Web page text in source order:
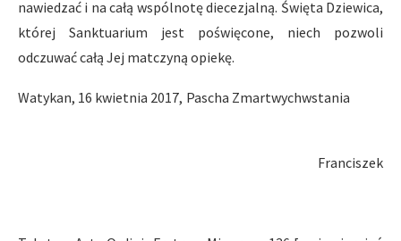
nawiedzać i na całą wspólnotę diecezjalną. Święta Dziewica,
której Sanktuarium jest poświęcone, niech pozwoli
odczuwać całą Jej matczyną opiekę.
Watykan, 16 kwietnia 2017, Pascha Zmartwychwstania
Franciszek